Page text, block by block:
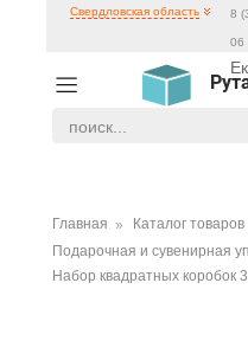
Свердловская область 8
06
Главная
Каталог товаров
Подарочная и сувенирная
Набор квадратных коробок